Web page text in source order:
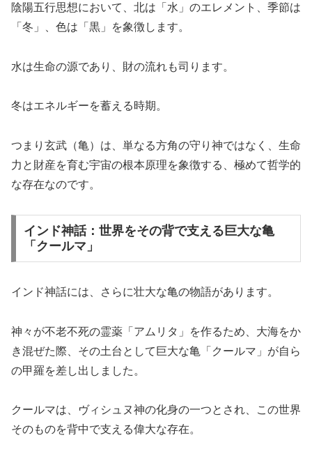
陰陽五行思想において、北は「水」のエレメント、季節は
「冬」、色は「黒」を象徴します。
水は生命の源であり、財の流れも司ります。
冬はエネルギーを蓄える時期。
つまり玄武（亀）は、単なる方角の守り神ではなく、生命
力と財産を育む宇宙の根本原理を象徴する、極めて哲学的
な存在なのです。
インド神話：世界をその背で支える巨大な亀
「クールマ」
インド神話には、さらに壮大な亀の物語があります。
神々が不老不死の霊薬「アムリタ」を作るため、大海をか
き混ぜた際、その土台として巨大な亀「クールマ」が自ら
の甲羅を差し出しました。
クールマは、ヴィシュヌ神の化身の一つとされ、この世界
そのものを背中で支える偉大な存在。